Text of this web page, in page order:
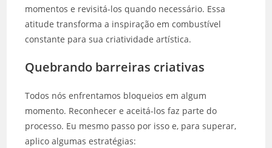
momentos e revisitá-los quando necessário. Essa
atitude transforma a inspiração em combustível
constante para sua criatividade artística.
Quebrando barreiras criativas
Todos nós enfrentamos bloqueios em algum
momento. Reconhecer e aceitá-los faz parte do
processo. Eu mesmo passo por isso e, para superar,
aplico algumas estratégias: